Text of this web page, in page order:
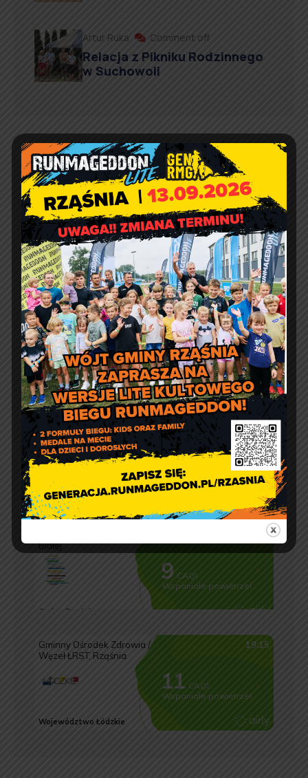
Artur Ruka Comment off
Relacja z Pikniku Rodzinnego
w Suchowoli
Kontakt
Urząd Gminy w Rząśni
ul. 1 Maja 37
98 – 332 Rząśnia
e-doręczenia:AE:PL-57726-56911-GBSAJ-23
adres email:gmina@rzasnia.pl
tel. 44 631-71-22 (biuro podawcze)
Godziny otwarcia Urzędu:
pon.: 9:00 – 17:00
wt. – pt.: 7:30 – 15:30
Jakość powietrza